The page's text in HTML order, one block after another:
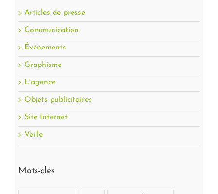
Articles de presse
Communication
Évènements
Graphisme
L'agence
Objets publicitaires
Site Internet
Veille
Mots-clés